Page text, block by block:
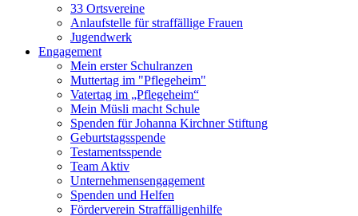
33 Ortsvereine
Anlaufstelle für straffällige Frauen
Jugendwerk
Engagement
Mein erster Schulranzen
Muttertag im "Pflegeheim"
Vatertag im „Pflegeheim“
Mein Müsli macht Schule
Spenden für Johanna Kirchner Stiftung
Geburtstagsspende
Testamentsspende
Team Aktiv
Unternehmensengagement
Spenden und Helfen
Förderverein Straffälligenhilfe